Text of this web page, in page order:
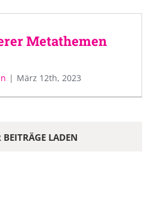
Metathemen
| März 12th, 2023
BEITRÄGE LADEN